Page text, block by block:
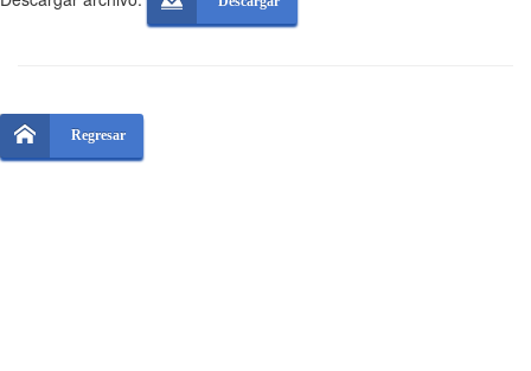
Regresar